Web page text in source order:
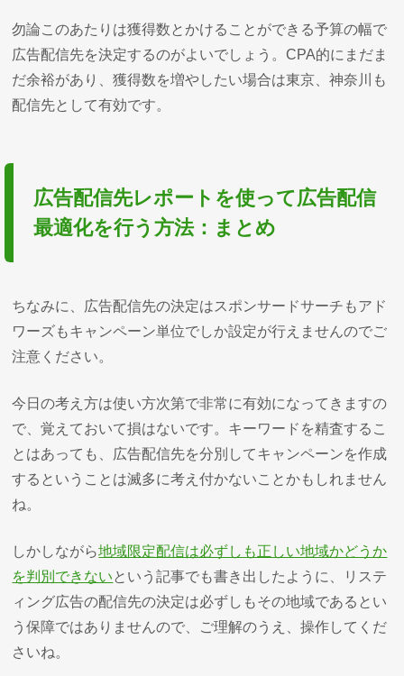
勿論このあたりは獲得数とかけることができる予算の幅で
広告配信先を決定するのがよいでしょう。CPA的にまだま
だ余裕があり、獲得数を増やしたい場合は東京、神奈川も
配信先として有効です。
広告配信先レポートを使って広告配信
最適化を行う方法：まとめ
ちなみに、広告配信先の決定はスポンサードサーチもアド
ワーズもキャンペーン単位でしか設定が行えませんのでご
注意ください。
今日の考え方は使い方次第で非常に有効になってきますの
で、覚えておいて損はないです。キーワードを精査するこ
とはあっても、広告配信先を分別してキャンペーンを作成
するということは滅多に考え付かないことかもしれません
ね。
しかしながら地域限定配信は必ずしも正しい地域かどうか
を判別できない という記事でも書き出したように、リステ
ィング広告の配信先の決定は必ずしもその地域であるとい
う保障ではありませんので、ご理解のうえ、操作してくだ
さいね。